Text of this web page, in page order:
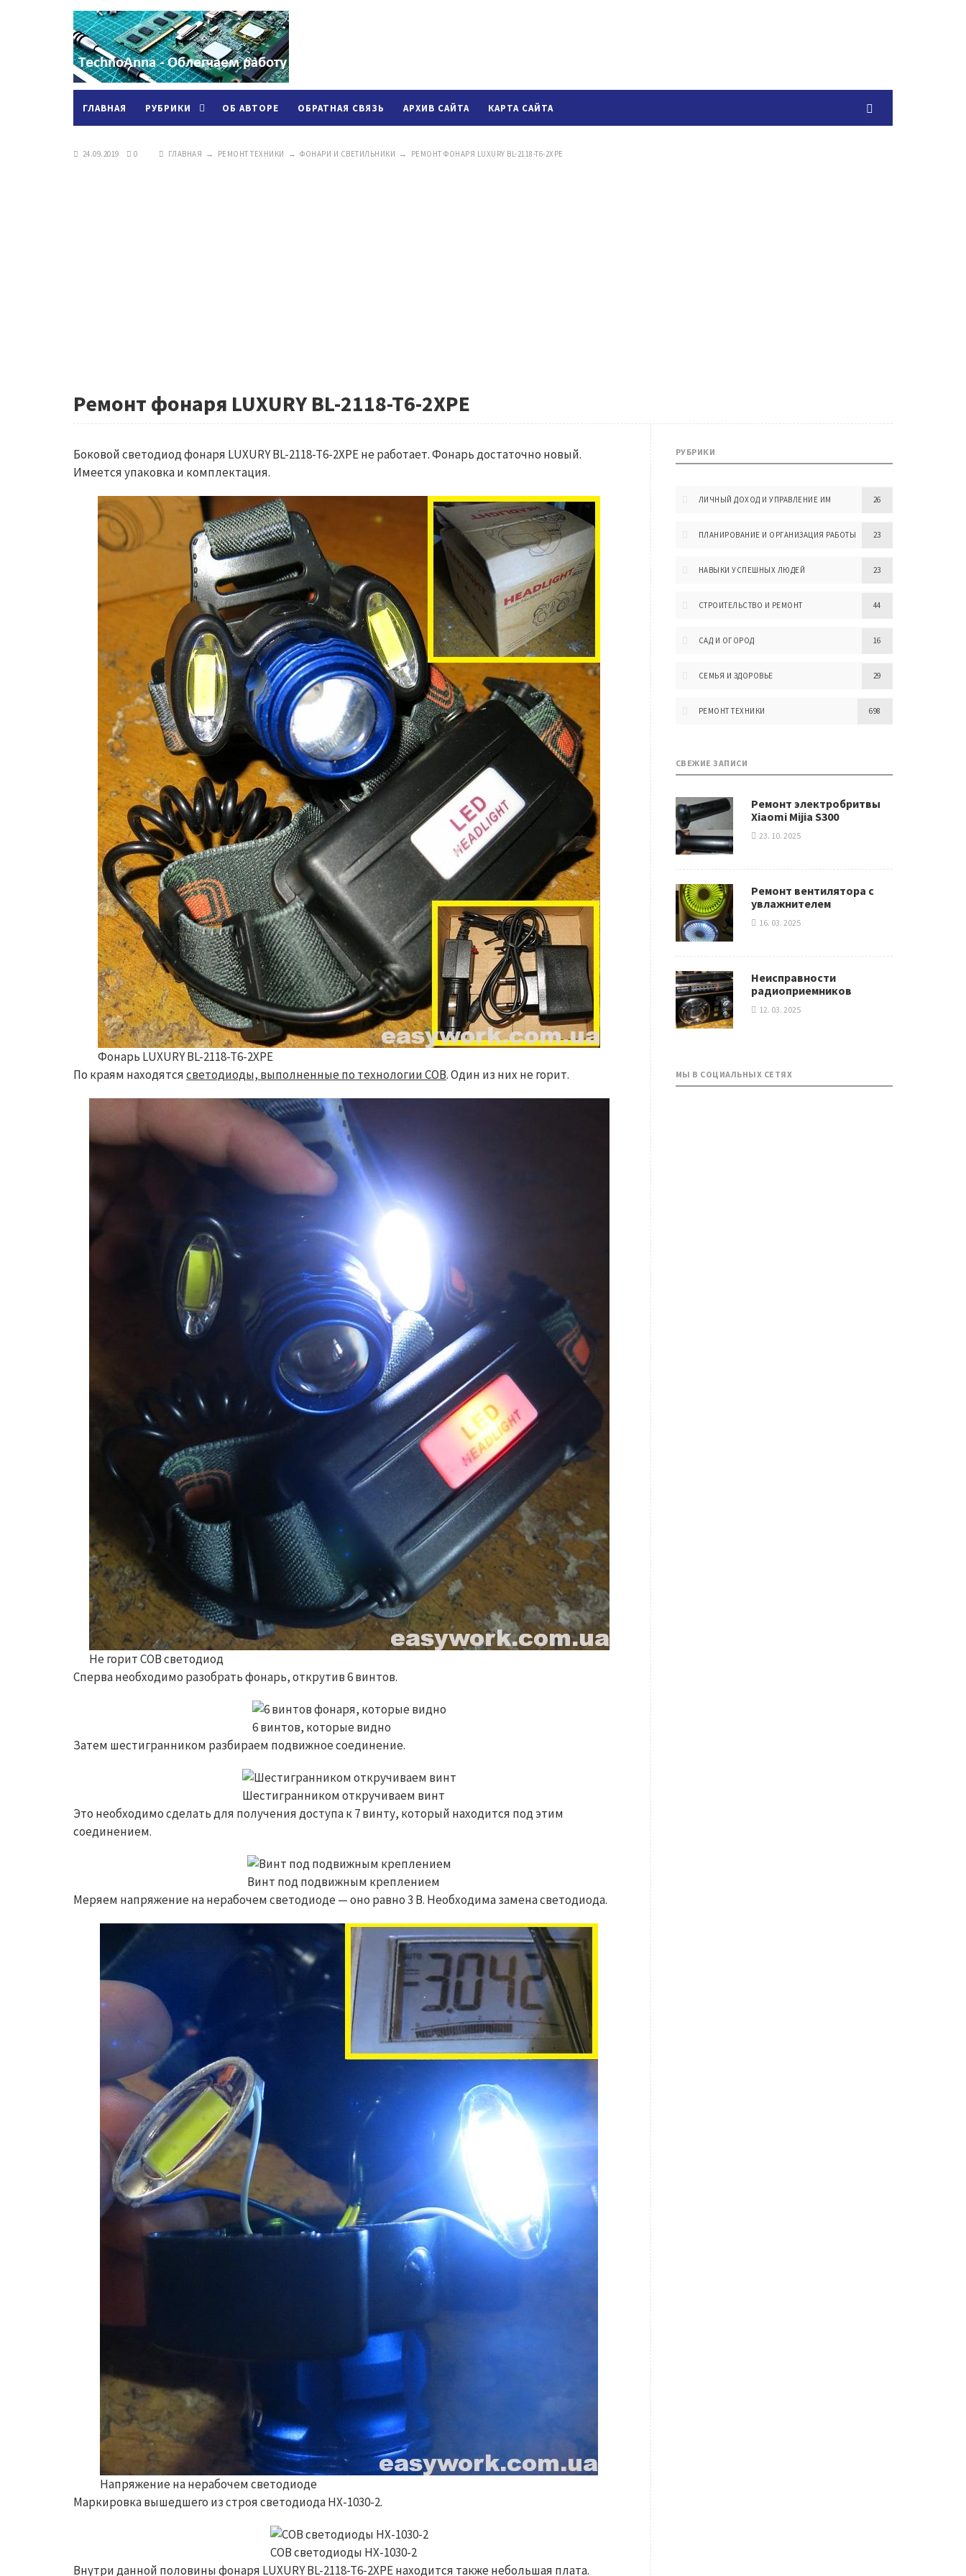
ГЛАВНАЯ РУБРИКИ ОБ АВТОРЕ ОБРАТНАЯ СВЯЗЬ АРХИВ САЙТА КАРТА САЙТА
24.09.2019 0 ГЛАВНАЯ → РЕМОНТ ТЕХНИКИ → ФОНАРИ И СВЕТИЛЬНИКИ → РЕМОНТ ФОНАРЯ LUXURY BL-2118-T6-2XPE
Ремонт фонаря LUXURY BL-2118-T6-2XPE
Боковой светодиод фонаря LUXURY BL-2118-T6-2XPE не работает. Фонарь достаточно новый.
Имеется упаковка и комплектация.
Фонарь LUXURY BL-2118-T6-2XPE
По краям находятсясветодиоды, выполненные по технологии COB. Один из них не горит.
Не горит COB светодиод
Сперва необходимо разобрать фонарь, открутив 6 винтов.
6 винтов, которые видно
Затем шестигранником разбираем подвижное соединение.
Шестигранником откручиваем винт
Это необходимо сделать для получения доступа к 7 винту, который находится под этим
соединением.
Винт под подвижным креплением
Меряем напряжение на нерабочем светодиоде — оно равно 3 В. Необходима замена светодиода.
Напряжение на нерабочем светодиоде
Маркировка вышедшего из строя светодиода HX-1030-2.
COB светодиоды HX-1030-2
Внутри данной половины фонаря LUXURY BL-2118-T6-2XPE находится также небольшая плата.
РУБРИКИ
ЛИЧНЫЙ ДОХОД И УПРАВЛЕНИЕ ИМ 26
ПЛАНИРОВАНИЕ И ОРГАНИЗАЦИЯ РАБОТЫ 23
НАВЫКИ УСПЕШНЫХ ЛЮДЕЙ 23
СТРОИТЕЛЬСТВО И РЕМОНТ 44
САД И ОГОРОД 16
СЕМЬЯ И ЗДОРОВЬЕ 29
РЕМОНТ ТЕХНИКИ 698
СВЕЖИЕ ЗАПИСИ
Ремонт электробритвы
Xiaomi Mijia S300
23. 10. 2025
Ремонт вентилятора с
увлажнителем
16. 03. 2025
Неисправности
радиоприемников
12. 03. 2025
МЫ В СОЦИАЛЬНЫХ СЕТЯХ